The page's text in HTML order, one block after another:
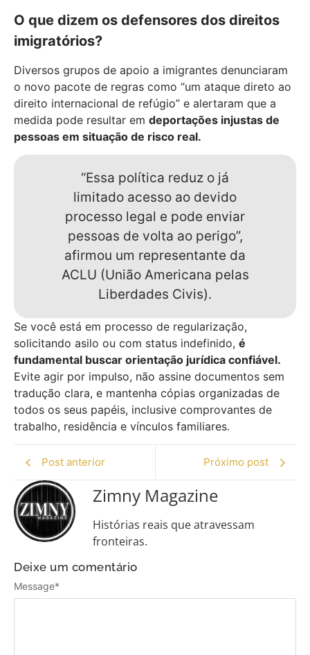
O que dizem os defensores dos direitos
imigratórios?
Diversos grupos de apoio a imigrantes denunciaram
o novo pacote de regras como “um ataque direto ao
direito internacional de refúgio” e alertaram que a
medida pode resultar em deportações injustas de
pessoas em situação de risco real.
“Essa política reduz o já
limitado acesso ao devido
processo legal e pode enviar
pessoas de volta ao perigo”,
afirmou um representante da
ACLU (União Americana pelas
Liberdades Civis).
Se você está em processo de regularização,
solicitando asilo ou com status indefinido, é
fundamental buscar orientação jurídica confiável.
Evite agir por impulso, não assine documentos sem
tradução clara, e mantenha cópias organizadas de
todos os seus papéis, inclusive comprovantes de
trabalho, residência e vínculos familiares.
Post anterior Próximo post
Zimny Magazine
Histórias reais que atravessam
fronteiras.
Deixe um comentário
Message*